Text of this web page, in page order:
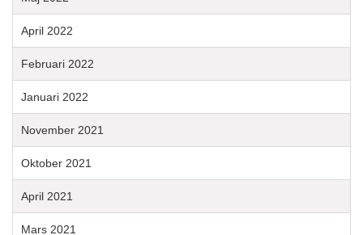
April 2022
Februari 2022
Januari 2022
November 2021
Oktober 2021
April 2021
Mars 2021